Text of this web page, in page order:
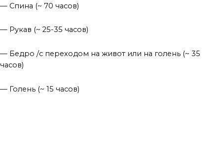
— Спина (~ 70 часов)
— Рукав (~ 25-35 часов)
— Бедро /с переходом на живот или на голень (~ 35
часов)
— Голень (~ 15 часов)